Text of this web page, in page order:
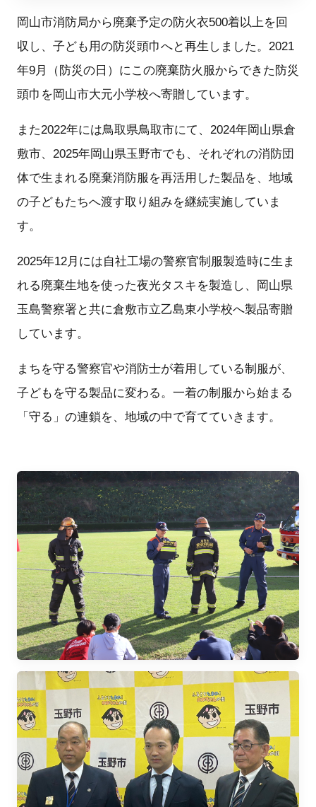
岡山市消防局から廃棄予定の防火衣500着以上を回
収し、子ども用の防災頭巾へと再生しました。2021
年9月（防災の日）にこの廃棄防火服からできた防災
頭巾を岡山市大元小学校へ寄贈しています。
また2022年には鳥取県鳥取市にて、2024年岡山県倉
敷市、2025年岡山県玉野市でも、それぞれの消防団
体で生まれる廃棄消防服を再活用した製品を、地域
の子どもたちへ渡す取り組みを継続実施していま
す。
2025年12月には自社工場の警察官制服製造時に生ま
れる廃棄生地を使った夜光タスキを製造し、岡山県
玉島警察署と共に倉敷市立乙島東小学校へ製品寄贈
しています。
まちを守る警察官や消防士が着用している制服が、
子どもを守る製品に変わる。一着の制服から始まる
「守る」の連鎖を、地域の中で育てていきます。